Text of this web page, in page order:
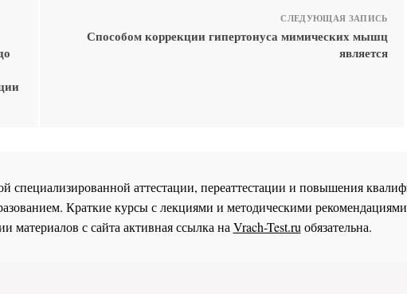
СЛЕДУЮЩАЯ ЗАПИСЬ
Способом коррекции гипертонуса мимических мышц
является
специализированной аттестации, переаттестации и повышения
Краткие курсы с лекциями и методическими
материалов с сайта активная ссылка наVrach-Test.ruобязательна.